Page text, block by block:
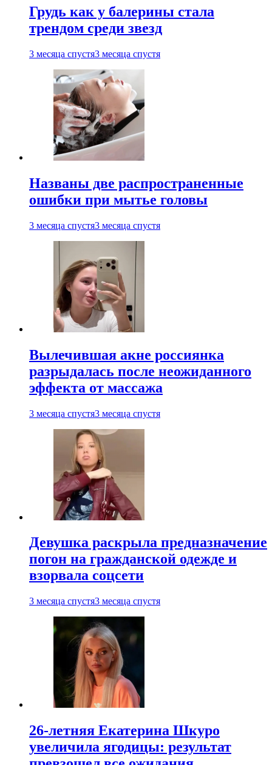
Грудь как у балерины стала
трендом среди звезд
3 месяца спустя3 месяца спустя
Названы две распространенные
ошибки при мытье головы
3 месяца спустя3 месяца спустя
Вылечившая акне россиянка
разрыдалась после неожиданного
эффекта от массажа
3 месяца спустя3 месяца спустя
Девушка раскрыла предназначение
погон на гражданской одежде и
взорвала соцсети
3 месяца спустя3 месяца спустя
26-летняя Екатерина Шкуро
увеличила ягодицы: результат